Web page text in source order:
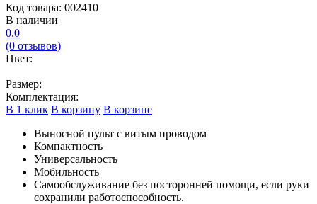
Код товара: 002410
В наличии
0.0
(0 отзывов)
Цвет:
Размер:
Комплектация:
В 1 клик В корзину В корзине
Выносной пульт с витым проводом
Компактность
Универсальность
Мобильность
Самообслуживание без посторонней помощи, если руки
сохранили работоспособность.